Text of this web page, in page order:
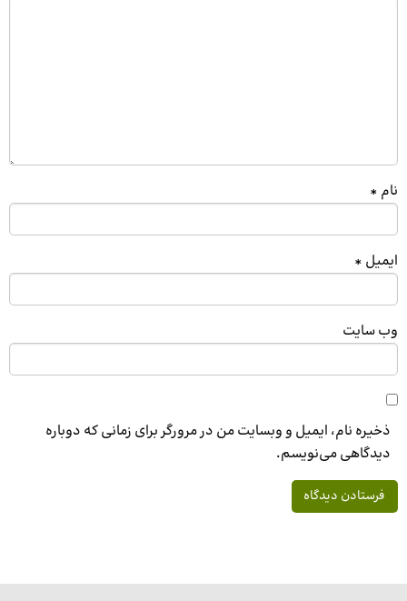
نام *
ایمیل *
وب‌ سایت
ذخیره نام، ایمیل و وبسایت من در مرورگر برای زمانی که دوباره
دیدگاهی می‌نویسم.